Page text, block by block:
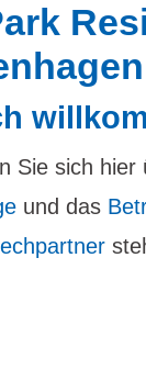
Sie sich hier
und das